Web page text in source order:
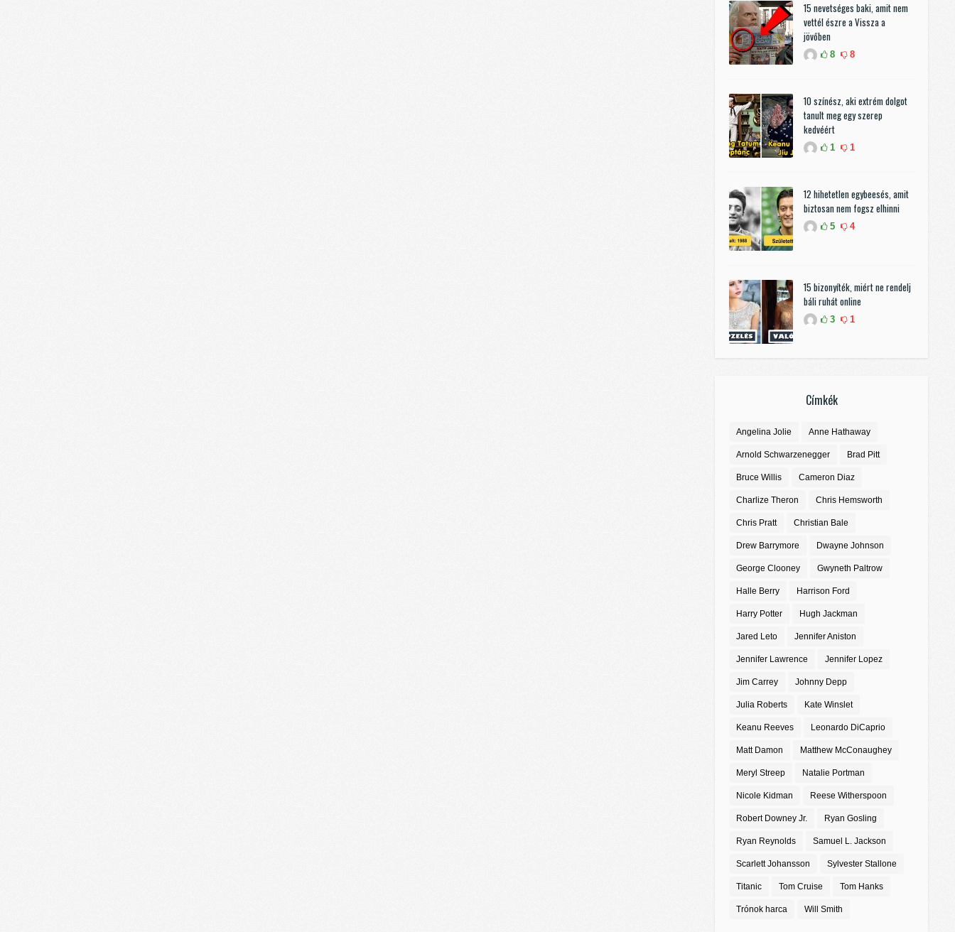
15 nevetséges baki, amit nem
vettél észre a Vissza a
jövőben
8 8
10 színész, aki extrém dolgot
tanult meg egy szerep
kedvéért
1 1
12 hihetetlen egybeesés, amit
biztosan nem fogsz elhinni
5 4
15 bizonyíték, miért ne rendelj
báli ruhát online
3 1
Címkék
Angelina Jolie Anne Hathaway
Arnold Schwarzenegger Brad Pitt
Bruce Willis Cameron Diaz
Charlize Theron Chris Hemsworth
Chris Pratt Christian Bale
Drew Barrymore Dwayne Johnson
George Clooney Gwyneth Paltrow
Halle Berry Harrison Ford
Harry Potter Hugh Jackman
Jared Leto Jennifer Aniston
Jennifer Lawrence Jennifer Lopez
Jim Carrey Johnny Depp
Julia Roberts Kate Winslet
Keanu Reeves Leonardo DiCaprio
Matt Damon Matthew McConaughey
Meryl Streep Natalie Portman
Nicole Kidman Reese Witherspoon
Robert Downey Jr. Ryan Gosling
Ryan Reynolds Samuel L. Jackson
Scarlett Johansson Sylvester Stallone
Titanic Tom Cruise Tom Hanks
Trónok harca Will Smith